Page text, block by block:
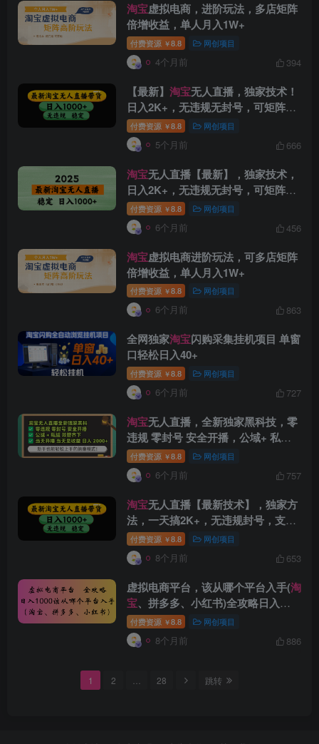
淘宝虚拟电商，进阶玩法，多店矩阵
倍增收益，单人月入1W+
付费资源 ￥8.8 网创项目
4个月前 394
【最新】 淘宝无人直播，独家技术！
日入2K+，无违规无封号，可矩阵，
长期稳定【揭秘】
付费资源 ￥8.8 网创项目
5个月前 666
淘宝无人直播【最新】，独家技术，
日入2K+，无违规无封号，可矩阵，
长期稳定【揭秘】
付费资源 ￥8.8 网创项目
6个月前 456
淘宝虚拟电商进阶玩法，可多店矩阵
倍增收益，单人月入1W+
付费资源 ￥8.8 网创项目
6个月前 863
全网独家淘宝闪购采集挂机项目 单窗
口轻松日入40+
付费资源 ￥8.8 网创项目
6个月前 727
淘宝无人直播，全新独家黑科技，零
违规 零封号 安全开播，公域+ 私域
双管齐下，当天开播 当天见收益 日
入 2000+
付费资源 ￥8.8 网创项目
6个月前 757
淘宝无人直播【最新技术】，独家方
法，一天搞2K+，无违规封号，支持
矩阵操作，长期稳定【内部揭秘】
付费资源 ￥8.8 网创项目
8个月前 653
虚拟电商平台，该从哪个平台入手(淘
宝、拼多多、小红书)全攻略日入
1000
付费资源 ￥8.8 网创项目
8个月前 886
1 2 28 跳转